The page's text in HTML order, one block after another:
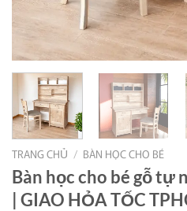
TRANG CHỦ / BÀN HỌC CHO BÉ
Bàn học cho bé gỗ tự
| GIAO HỎA TỐC